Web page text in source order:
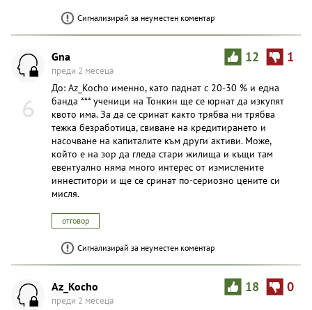
Сигнализирай за неуместен коментар
6
12 1
Gna
преди 2 месеца
До: Az_Kocho именно, като паднат с 20-30 % и една
банда *** ученици на Тонкин ще се юрнат да изкупят
квото има. За да се сринат както трябва ни трябва
тежка безработица, свиване на кредитирането и
насочване на капиталите към други активи. Може,
който е на зор да гледа стари жилища и къщи там
евентуално няма много интерес от измислените
иннеститори и ще се сринат по-сериозно цените си
мисля.
отговор
Сигнализирай за неуместен коментар
18 0
Az_Kocho
преди 2 месеца